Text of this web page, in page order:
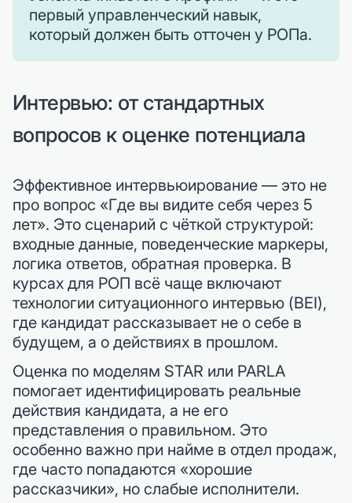
первый управленческий навык,
который должен быть отточен у РОПа.
Интервью: от стандартных
вопросов к оценке потенциала
Эффективное интервьюирование — это не
про вопрос «Где вы видите себя через 5
лет». Это сценарий с чёткой структурой:
входные данные, поведенческие маркеры,
логика ответов, обратная проверка. В
курсах для РОП всё чаще включают
технологии ситуационного интервью (BEI),
где кандидат рассказывает не о себе в
будущем, а о действиях в прошлом.
Оценка по моделям STAR или PARLA
помогает идентифицировать реальные
действия кандидата, а не его
представления о правильном. Это
особенно важно при найме в отдел продаж,
где часто попадаются «хорошие
рассказчики», но слабые исполнители.